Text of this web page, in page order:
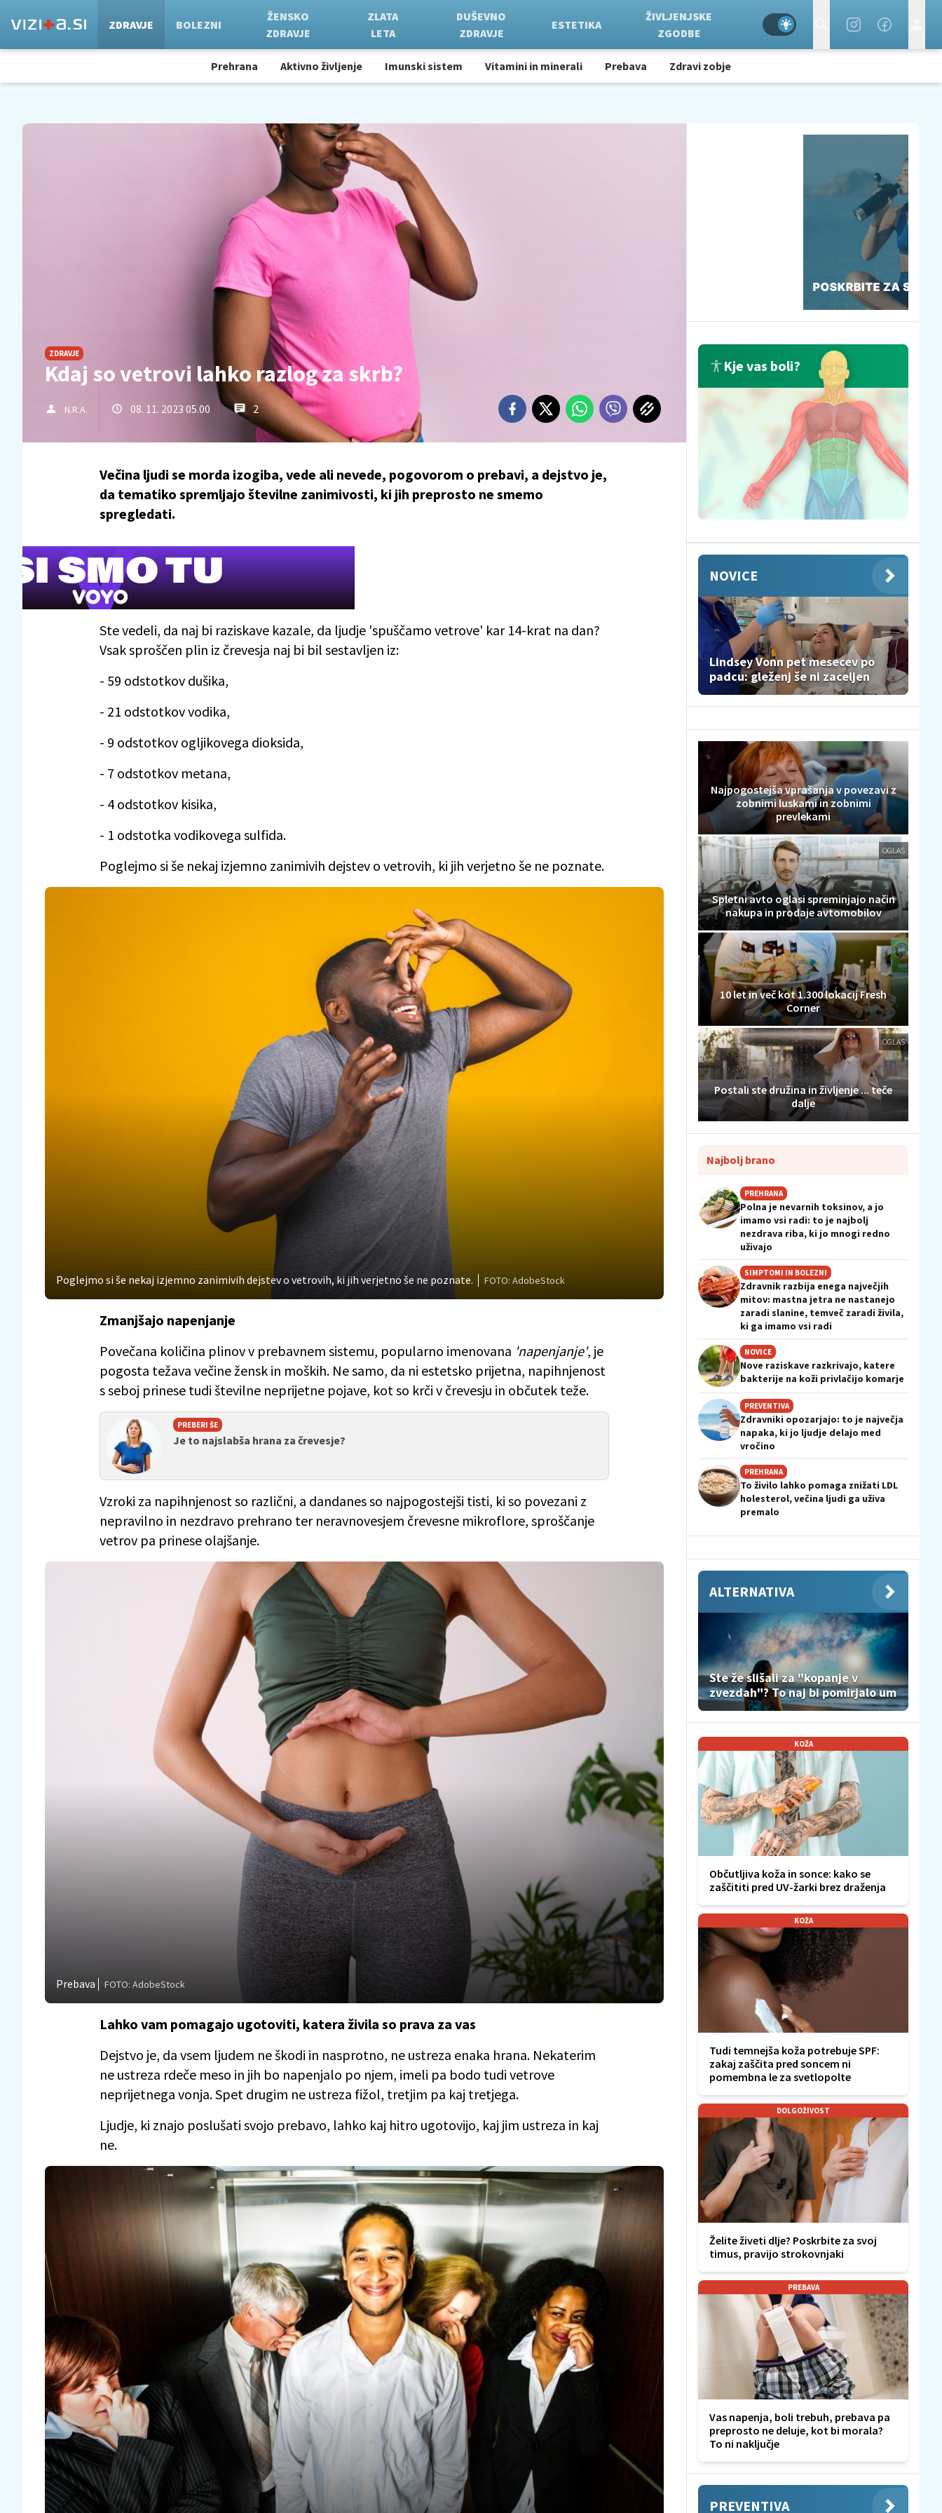
ZDRAVJE BOLEZNI
ŽENSKO
ZDRAVJE
ZLATA
LETA
DUŠEVNO
ZDRAVJE
ESTETIKA
ŽIVLJENJSKE
ZGODBE
Prehrana Aktivno življenje Imunski sistem Vitamini in minerali Prebava Zdravi zobje
ZDRAVJE
Kdaj so vetrovi lahko razlog za skrb?
N.R.A. 08. 11. 2023 05.00 2
Večina ljudi se morda izogiba, vede ali nevede, pogovorom o prebavi, a dejstvo je,
da tematiko spremljajo številne zanimivosti, ki jih preprosto ne smemo
spregledati.
Ste vedeli, da naj bi raziskave kazale, da ljudje 'spuščamo vetrove' kar 14-krat na dan?
Vsak sproščen plin iz črevesja naj bi bil sestavljen iz:
- 59 odstotkov dušika,
- 21 odstotkov vodika,
- 9 odstotkov ogljikovega dioksida,
- 7 odstotkov metana,
- 4 odstotkov kisika,
- 1 odstotka vodikovega sulfida.
Poglejmo si še nekaj izjemno zanimivih dejstev o vetrovih, ki jih verjetno še ne poznate.
Poglejmo si še nekaj izjemno zanimivih dejstev o vetrovih, ki jih verjetno še ne poznate. FOTO: AdobeStock
Zmanjšajo napenjanje
Povečana količina plinov v prebavnem sistemu, popularno imenovana 'napenjanje', je
pogosta težava večine žensk in moških. Ne samo, da ni estetsko prijetna, napihnjenost
s seboj prinese tudi številne neprijetne pojave, kot so krči v črevesju in občutek teže.
PREBERI ŠE
Je to najslabša hrana za črevesje?
Vzroki za napihnjenost so različni, a dandanes so najpogostejši tisti, ki so povezani z
nepravilno in nezdravo prehrano ter neravnovesjem črevesne mikroflore, sproščanje
vetrov pa prinese olajšanje.
Prebava FOTO: AdobeStock
Lahko vam pomagajo ugotoviti, katera živila so prava za vas
Dejstvo je, da vsem ljudem ne škodi in nasprotno, ne ustreza enaka hrana. Nekaterim
ne ustreza rdeče meso in jih bo napenjalo po njem, imeli pa bodo tudi vetrove
neprijetnega vonja. Spet drugim ne ustreza fižol, tretjim pa kaj tretjega.
Ljudje, ki znajo poslušati svojo prebavo, lahko kaj hitro ugotovijo, kaj jim ustreza in kaj
ne.
Kje vas boli?
NOVICE
Lindsey Vonn pet mesecev po
padcu: gleženj še ni zaceljen
Najpogostejša vprašanja v povezavi z
zobnimi luskami in zobnimi
prevlekami
OGLAS
Spletni avto oglasi spreminjajo način
nakupa in prodaje avtomobilov
10 let in več kot 1.300 lokacij Fresh
Corner
OGLAS
Postali ste družina in življenje ... teče
dalje
Najbolj brano
PREHRANA
Polna je nevarnih toksinov, a jo
imamo vsi radi: to je najbolj
nezdrava riba, ki jo mnogi redno
uživajo
SIMPTOMI IN BOLEZNI
Zdravnik razbija enega največjih
mitov: mastna jetra ne nastanejo
zaradi slanine, temveč zaradi živila,
ki ga imamo vsi radi
NOVICE
Nove raziskave razkrivajo, katere
bakterije na koži privlačijo komarje
PREVENTIVA
Zdravniki opozarjajo: to je največja
napaka, ki jo ljudje delajo med
vročino
PREHRANA
To živilo lahko pomaga znižati LDL
holesterol, večina ljudi ga uživa
premalo
ALTERNATIVA
Ste že slišali za "kopanje v
zvezdah"? To naj bi pomirjalo um
KOŽA
Občutljiva koža in sonce: kako se
zaščititi pred UV-žarki brez draženja
KOŽA
Tudi temnejša koža potrebuje SPF:
zakaj zaščita pred soncem ni
pomembna le za svetlopolte
DOLGOŽIVOST
Želite živeti dlje? Poskrbite za svoj
timus, pravijo strokovnjaki
PREBAVA
Vas napenja, boli trebuh, prebava pa
preprosto ne deluje, kot bi morala?
To ni naključje
PREVENTIVA